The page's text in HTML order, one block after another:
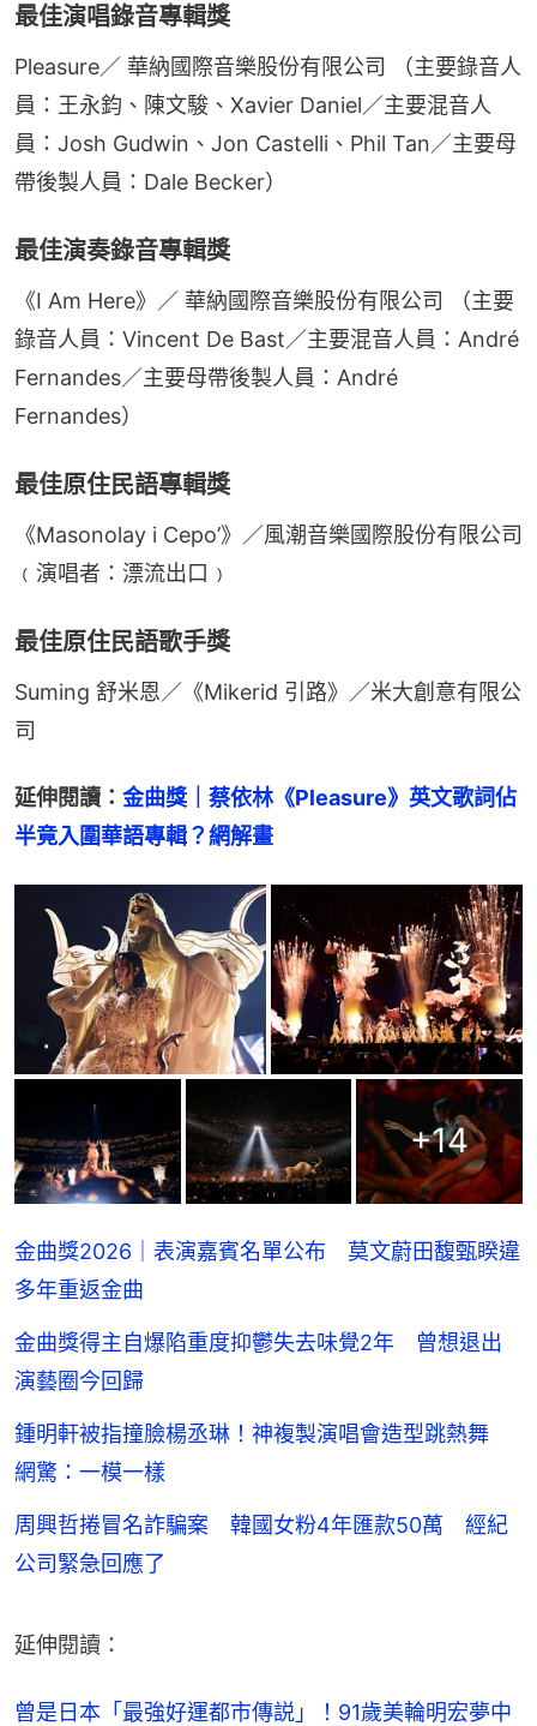
最佳演唱錄音專輯獎
Pleasure／ 華納國際音樂股份有限公司 （主要錄音人
員：王永鈞、陳文駿、Xavier Daniel／主要混音人
員：Josh Gudwin、Jon Castelli、Phil Tan／主要母
帶後製人員：Dale Becker）
最佳演奏錄音專輯獎
《I Am Here》／ 華納國際音樂股份有限公司 （主要
錄音人員：Vincent De Bast／主要混音人員：André
Fernandes／主要母帶後製人員：André
Fernandes）
最佳原住民語專輯獎
《Masonolay i Cepo’》／風潮音樂國際股份有限公司
﹙演唱者：漂流出口﹚
最佳原住民語歌手獎
Suming 舒米恩／《Mikerid 引路》／米大創意有限公
司
延伸閱讀： 金曲獎｜蔡依林《Pleasure》英文歌詞佔
半竟入圍華語專輯？網解畫
+14
金曲獎2026｜表演嘉賓名單公布 莫文蔚田馥甄睽違
多年重返金曲
金曲獎得主自爆陷重度抑鬱失去味覺2年 曾想退出
演藝圈今回歸
鍾明軒被指撞臉楊丞琳！神複製演唱會造型跳熱舞
網驚：一模一樣
周興哲捲冒名詐騙案 韓國女粉4年匯款50萬 經紀
公司緊急回應了
延伸閱讀：
曾是日本「最強好運都市傳説」！91歲美輪明宏夢中